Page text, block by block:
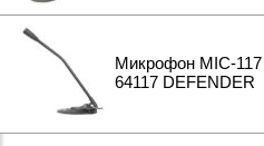
Микрофон MIC-117
64117 DEFENDER